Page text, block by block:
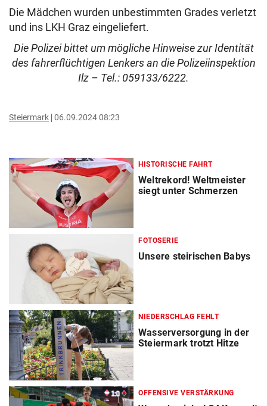
Die Mädchen wurden unbestimmten Grades verletzt
und ins LKH Graz eingeliefert.
Die Polizei bittet um mögliche Hinweise zur Identität
des fahrerflüchtigen Lenkers an die Polizeiinspektion
Ilz – Tel.: 059133/6222.
Steiermark 06.09.2024 08:23
HISTORISCHE FAHRT
Weltrekord! Weltmeister
siegt unter Schmerzen
FOTOSERIE
Unsere steirischen Babys
NIEDERSCHLAG FEHLT
Wasserversorgung in der
Steiermark trotzt Hitze
OFFENSIVE VERSTÄRKUNG